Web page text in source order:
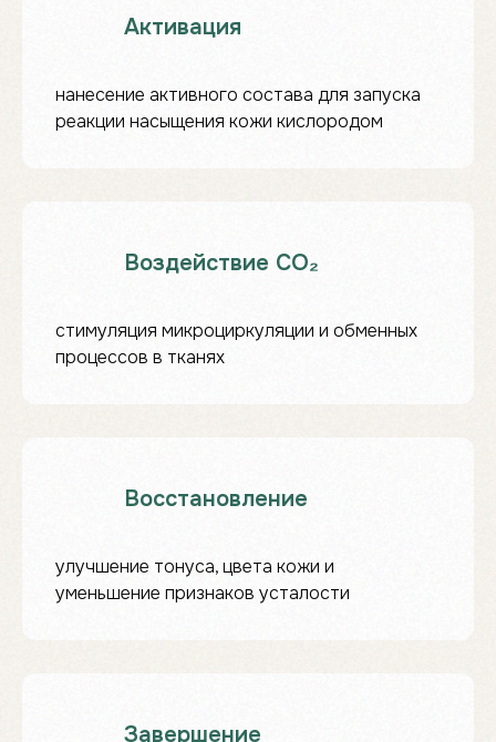
Активация
нанесение активного состава для запуска
реакции насыщения кожи кислородом
Воздействие CO₂
стимуляция микроциркуляции и обменных
процессов в тканях
Восстановление
улучшение тонуса, цвета кожи и
уменьшение признаков усталости
Завершение
Скидка за абонемент:
При единовременной оплате от 60 000 ₽
- скидка 10%на все ручные массажи.
___________________
КУПИТЬ СЕРТИФИКАТ